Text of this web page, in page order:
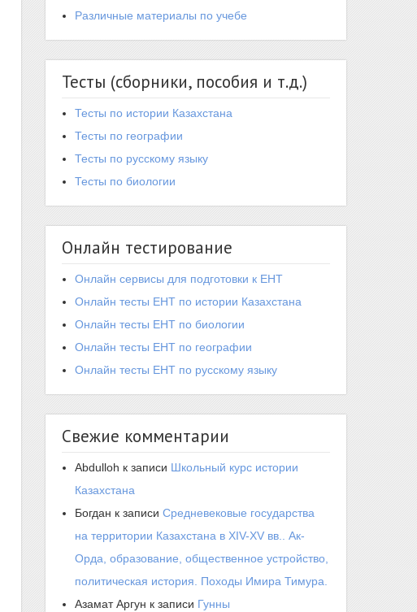
Различные материалы по учебе
Тесты (сборники, пособия и т.д.)
Тесты по истории Казахстана
Тесты по географии
Тесты по русскому языку
Тесты по биологии
Онлайн тестирование
Онлайн сервисы для подготовки к ЕНТ
Онлайн тесты ЕНТ по истории Казахстана
Онлайн тесты ЕНТ по биологии
Онлайн тесты ЕНТ по географии
Онлайн тесты ЕНТ по русскому языку
Свежие комментарии
Abdulloh к записи Школьный курс истории
Казахстана
Богдан к записи Средневековые государства
на территории Казахстана в XIV-XV вв.. Ак-
Орда, образование, общественное устройство,
политическая история. Походы Имира Тимура.
Азамат Аргун к записи Гунны